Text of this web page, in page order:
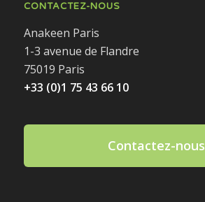
CONTACTEZ-NOUS
Anakeen Paris
1-3 avenue de Flandre
75019 Paris
+33 (0)1 75 43 66 10
Contactez-nous